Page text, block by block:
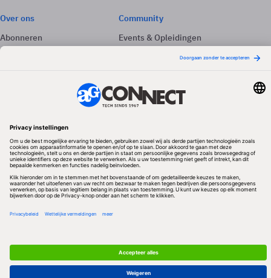
Over ons
Abonneren
Adverteren
Community
Events & Opleidingen
Volg ons
Redactionele partner
Algemene Voorwaarden & Copyrights